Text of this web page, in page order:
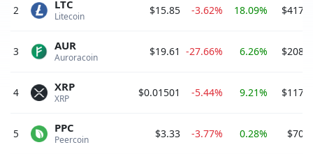
2 Litecoin
LTC $15.85 -3.62% 18.09%
3 Auroracoin
AUR $19.61 -27.66% 6.26%
4 XRP
XRP $0.01501 -5.44% 9.21%
5 Peercoin
PPC $3.33 -3.77% 0.28%